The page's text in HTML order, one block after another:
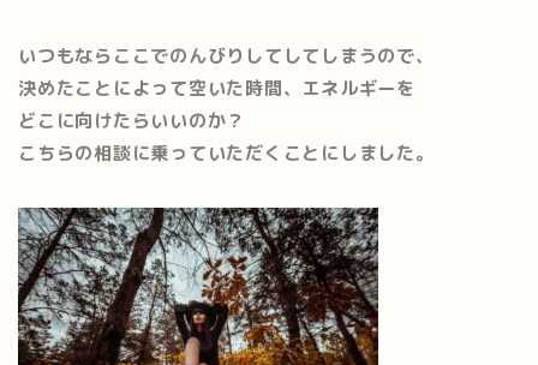
いつもならここでのんびりしてしてしまうので、
決めたことによって空いた時間、エネルギーを
どこに向けたらいいのか？
こちらの相談に乗っていただくことにしました。